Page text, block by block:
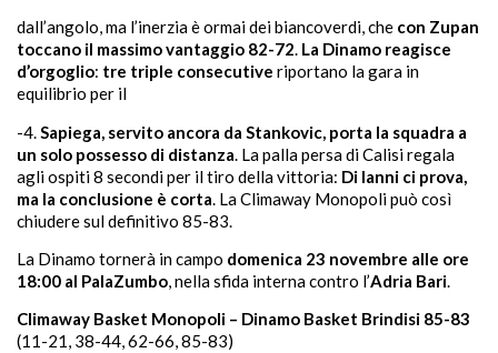
dall’angolo, ma l’inerzia è ormai dei biancoverdi, che con Zupan
toccano il massimo vantaggio 82-72. La Dinamo reagisce
d’orgoglio: tre triple consecutive riportano la gara in
equilibrio per il
-4. Sapiega, servito ancora da Stankovic, porta la squadra a
un solo possesso di distanza . La palla persa di Calisi regala
agli ospiti 8 secondi per il tiro della vittoria: Di Ianni ci prova,
ma la conclusione è corta . La Climaway Monopoli può così
chiudere sul definitivo 85-83.
La Dinamo tornerà in campo domenica 23 novembre alle ore
18:00 al PalaZumbo, nella sfida interna contro l’Adria Bari.
Climaway Basket Monopoli – Dinamo Basket Brindisi 85-83
(11-21, 38-44, 62-66, 85-83)